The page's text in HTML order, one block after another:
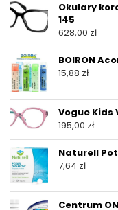
Okulary
145
628,00 zł
BOIRON
15,88 zł
Vogue Kids
195,00 zł
Naturell
7,64 zł
Centrum